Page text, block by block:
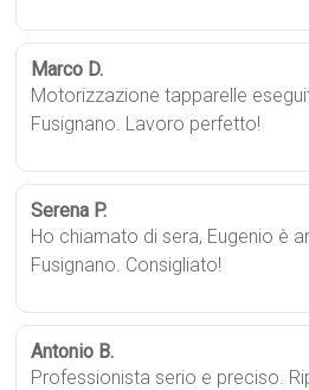
Marco D.
Motorizzazione tapparelle
Fusignano. Lavoro perfetto!
Serena P.
Ho chiamato di sera, Eugenio è
Fusignano. Consigliato!
Antonio B.
Professionista serio e preciso.